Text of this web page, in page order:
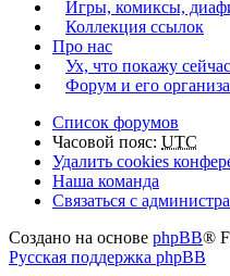
Игры, комиксы,
Коллекция ссылок
Про нас
Ух, что покажу сейчас
Форум и его
Список форумов
Часовой пояс: UTC
Удалить cookies
Наша команда
Связаться с
Создано на основе phpBB®
Русская поддержка phpBB